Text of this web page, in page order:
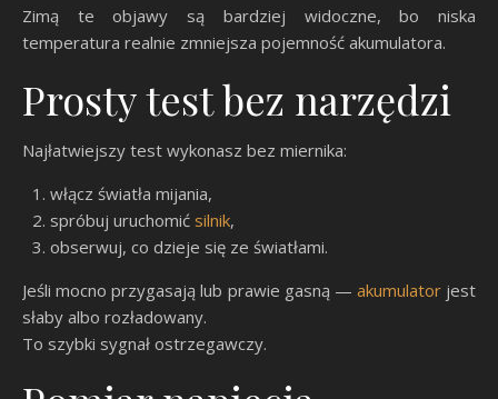
Zimą te objawy są bardziej widoczne, bo niska
temperatura realnie zmniejsza pojemność akumulatora.
Prosty test bez narzędzi
Najłatwiejszy test wykonasz bez miernika:
włącz światła mijania,
spróbuj uruchomić silnik,
obserwuj, co dzieje się ze światłami.
Jeśli mocno przygasają lub prawie gasną — akumulatorjest
słaby albo rozładowany.
To szybki sygnał ostrzegawczy.